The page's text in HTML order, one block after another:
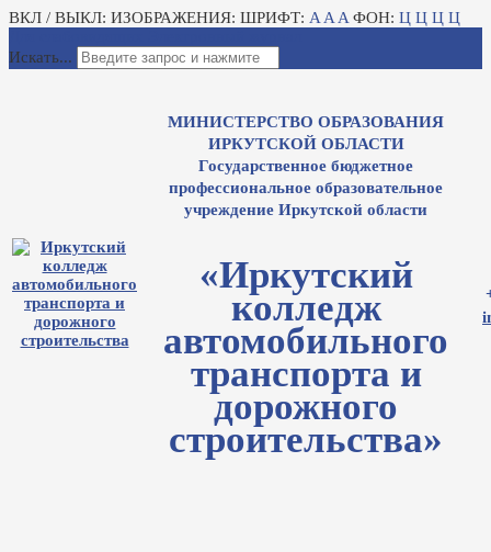
ВКЛ / ВЫКЛ: ИЗОБРАЖЕНИЯ: ШРИФТ: A A A ФОН: Ц Ц Ц Ц
Искать...
МИНИСТЕРСТВО ОБРАЗОВАНИЯ
ИРКУТСКОЙ ОБЛАСТИ
Государственное бюджетное
профессиональное образовательное
учреждение Иркутской области
«Иркутский
колледж
автомобильного
транспорта и
дорожного
строительства»